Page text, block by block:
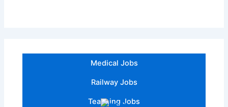
Medical Jobs
Railway Jobs
Teaching Jobs